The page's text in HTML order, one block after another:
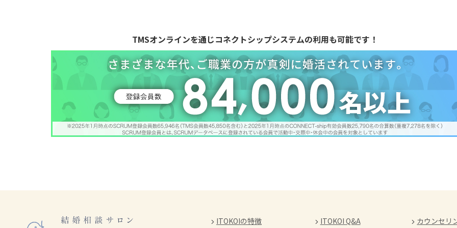
TMSオンラインを通じコネクトシップシステムの利用も可能です！
ITOKOIの特徴 ITOKOI Q&A カウンセリ